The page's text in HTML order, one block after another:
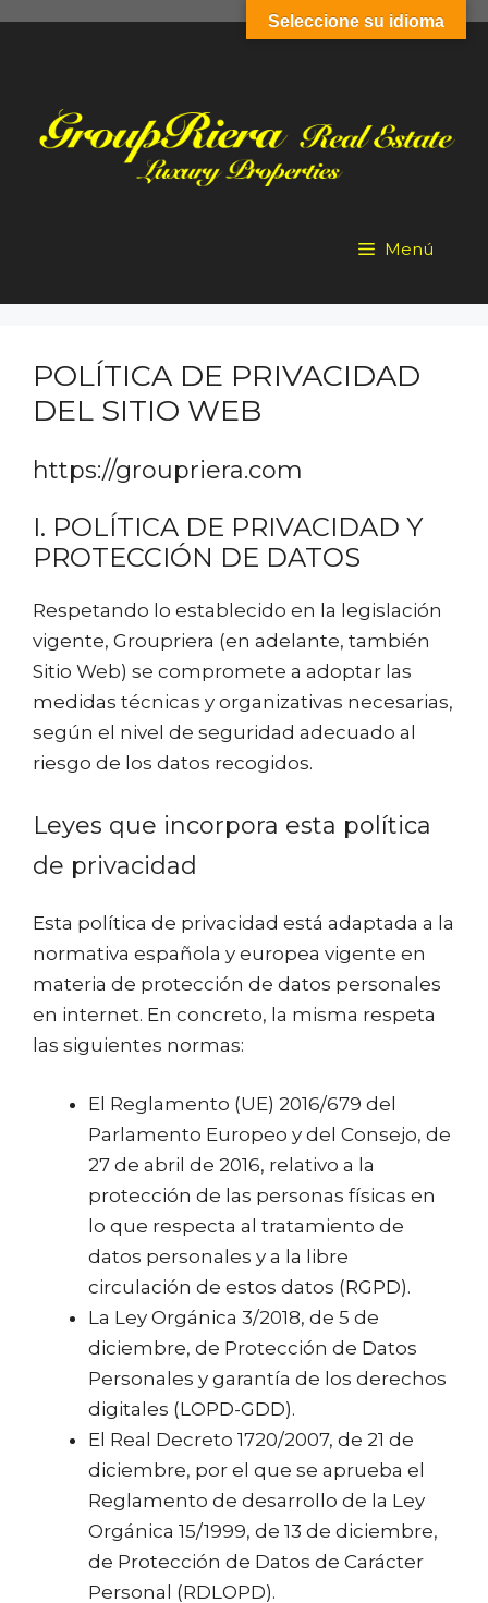
Menú
POLÍTICA DE PRIVACIDAD
DEL SITIO WEB
https://groupriera.com
I. POLÍTICA DE PRIVACIDAD Y
PROTECCIÓN DE DATOS
Respetando lo establecido en la legislación
vigente, Groupriera (en adelante, también
Sitio Web) se compromete a adoptar las
medidas técnicas y organizativas necesarias,
según el nivel de seguridad adecuado al
riesgo de los datos recogidos.
Leyes que incorpora esta política
de privacidad
Esta política de privacidad está adaptada a la
normativa española y europea vigente en
materia de protección de datos personales
en internet. En concreto, la misma respeta
las siguientes normas:
El Reglamento (UE) 2016/679 del
Parlamento Europeo y del Consejo, de
27 de abril de 2016, relativo a la
protección de las personas físicas en
lo que respecta al tratamiento de
datos personales y a la libre
circulación de estos datos (RGPD).
La Ley Orgánica 3/2018, de 5 de
diciembre, de Protección de Datos
Personales y garantía de los derechos
digitales (LOPD-GDD).
El Real Decreto 1720/2007, de 21 de
diciembre, por el que se aprueba el
Reglamento de desarrollo de la Ley
Orgánica 15/1999, de 13 de diciembre,
de Protección de Datos de Carácter
Personal (RDLOPD).
Seleccione su idioma